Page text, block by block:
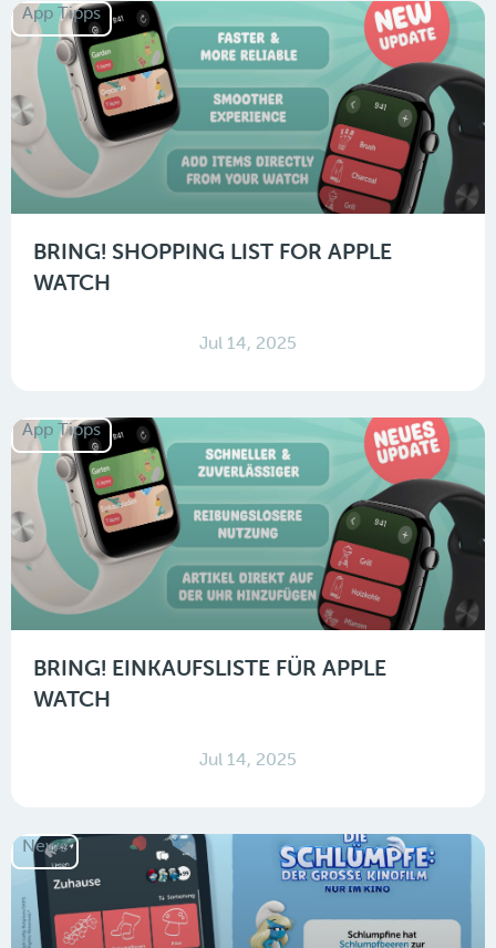
App Tipps
BRING! SHOPPING LIST FOR APPLE
WATCH
Jul 14, 2025
App Tipps
BRING! EINKAUFSLISTE FÜR APPLE
WATCH
Jul 14, 2025
News